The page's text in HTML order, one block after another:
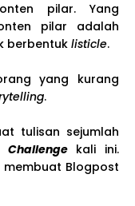
pilar. Yang
pilar adalah
berbentuk listicle.
yang kurang
.
tulisan sejumlah
kali ini.
membuat Blogpost